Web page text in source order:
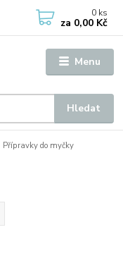
Menu
Hledat
0 ks
za 0,00 Kč
Přípravky do myčky